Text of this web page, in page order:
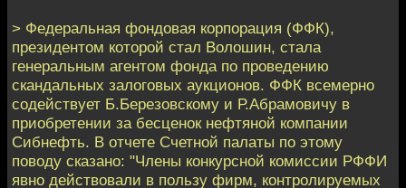
> Федеральная фондовая корпорация (ФФК),
президентом которой стал Волошин, стала
генеральным агентом фонда по проведению
скандальных залоговых аукционов. ФФК всемерно
содействует Б.Березовскому и Р.Абрамовичу в
приобретении за бесценок нефтяной компании
Сибнефть. В отчете Счетной палаты по этому
поводу сказано: "Члены конкурсной комиссии РФФИ
явно действовали в пользу фирм, контролируемых